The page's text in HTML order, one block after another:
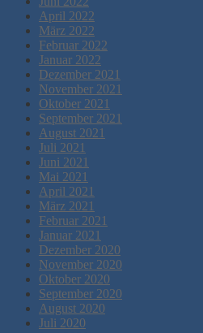
April 2022
März 2022
Februar 2022
Januar 2022
Dezember 2021
November 2021
Oktober 2021
September 2021
August 2021
Juli 2021
Juni 2021
Mai 2021
April 2021
März 2021
Februar 2021
Januar 2021
Dezember 2020
November 2020
Oktober 2020
September 2020
August 2020
Juli 2020